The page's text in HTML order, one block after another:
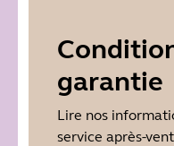
garantie
Lire nos
service après-